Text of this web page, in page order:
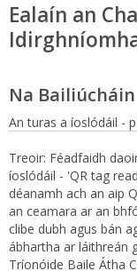
Ealaín an
Na
An turas a íoslódáil -
Treoir: Féadfaidh
íoslódáil - 'QR tag
déanamh ach an aip
an ceamara ar an
clibe dubh agus bán
ábhartha ar láithreán
Tríonóide Baile Átha